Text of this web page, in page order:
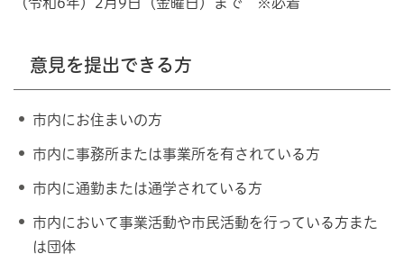
意見を提出できる方
市内にお住まいの方
市内に事務所または事業所を有されている方
市内に通勤または通学されている方
市内において事業活動や市民活動を行っている方また
は団体